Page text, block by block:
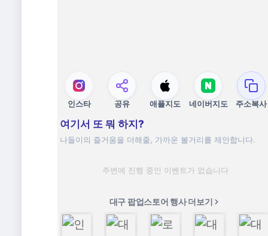
인스타 공유 애플지도 네이버지도 주소복사
여기서 또 뭐 하지?
나들이의 즐거움을 더해줄, 가까운 볼거리를 제안합니다.
주변에 진행 중인 이벤트가 없습니다
대구 팝업스토어 행사 더보기